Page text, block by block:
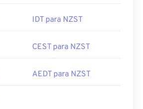
IDT para NZST
CEST para NZST
AEDT para NZST